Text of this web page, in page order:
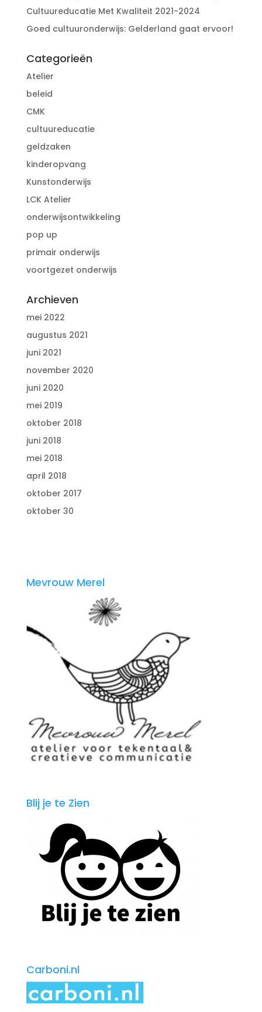
Cultuureducatie Met Kwaliteit 2021-2024
Goed cultuuronderwijs: Gelderland gaat ervoor!
Categorieën
Atelier
beleid
CMK
cultuureducatie
geldzaken
kinderopvang
Kunstonderwijs
LCK Atelier
onderwijsontwikkeling
pop up
primair onderwijs
voortgezet onderwijs
Archieven
mei 2022
augustus 2021
juni 2021
november 2020
juni 2020
mei 2019
oktober 2018
juni 2018
mei 2018
april 2018
oktober 2017
oktober 30
Mevrouw Merel
Blij je te Zien
Carboni.nl